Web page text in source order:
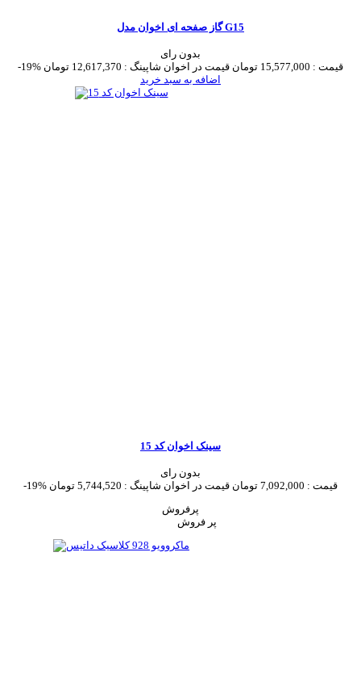
گاز صفحه ای اخوان مدل G15
بدون رای
-19%
قیمت : 15,577,000 تومان قیمت در اخوان شاپینگ : 12,617,370 تومان
اضافه به سبد خرید
سینک اخوان کد 15
بدون رای
-19%
قیمت : 7,092,000 تومان قیمت در اخوان شاپینگ : 5,744,520 تومان
پرفروش